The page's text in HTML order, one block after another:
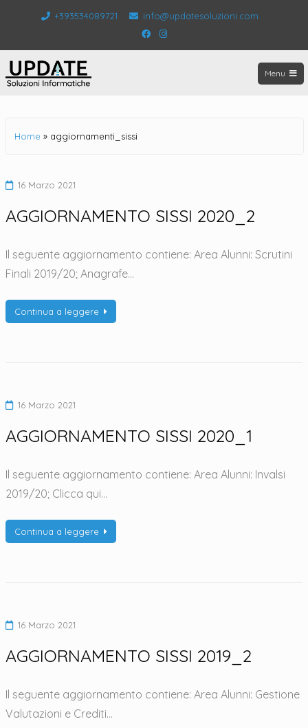
contenuto
+393534089721 info@updatesoluzioni.com
FacebookInstagram
Menu
Home » aggiornamenti_sissi
16 Marzo 2021
AGGIORNAMENTO SISSI 2020_2
Il seguente aggiornamento contiene: Area Alunni: Scrutini
Finali 2019/20; Anagrafe…
Continua a leggere
16 Marzo 2021
AGGIORNAMENTO SISSI 2020_1
Il seguente aggiornamento contiene: Area Alunni: Invalsi
2019/20; Clicca qui…
Continua a leggere
16 Marzo 2021
AGGIORNAMENTO SISSI 2019_2
Il seguente aggiornamento contiene: Area Alunni: Gestione
Valutazioni e Crediti…